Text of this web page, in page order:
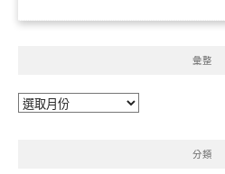
彙整
彙
分類